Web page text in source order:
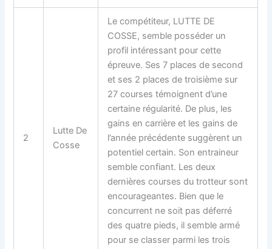
2
Lutte De
Cosse
Le compétiteur, LUTTE DE
COSSE, semble posséder un
profil intéressant pour cette
épreuve. Ses 7 places de second
et ses 2 places de troisième sur
27 courses témoignent d’une
certaine régularité. De plus, les
gains en carrière et les gains de
l’année précédente suggèrent un
potentiel certain. Son entraineur
semble confiant. Les deux
dernières courses du trotteur sont
encourageantes. Bien que le
concurrent ne soit pas déferré
des quatre pieds, il semble armé
pour se classer parmi les trois